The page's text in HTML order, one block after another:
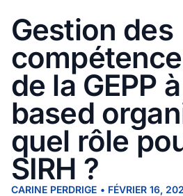
Gestion des
de la GEPP
based
quel rôle
SIRH ?
CARINE PERDRIGE • FÉVRIER 16,